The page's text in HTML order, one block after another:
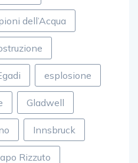
dell’Acqua
esplosione
Gladwell
Innsbruck
Rizzuto